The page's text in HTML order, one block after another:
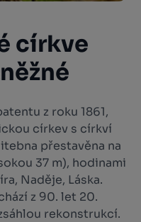
církve
z roku 1861,
církev s církví
přestavěna na
37 m), hodinami
Naděje, Láska.
z 90. let 20.
rekonstrukcí.